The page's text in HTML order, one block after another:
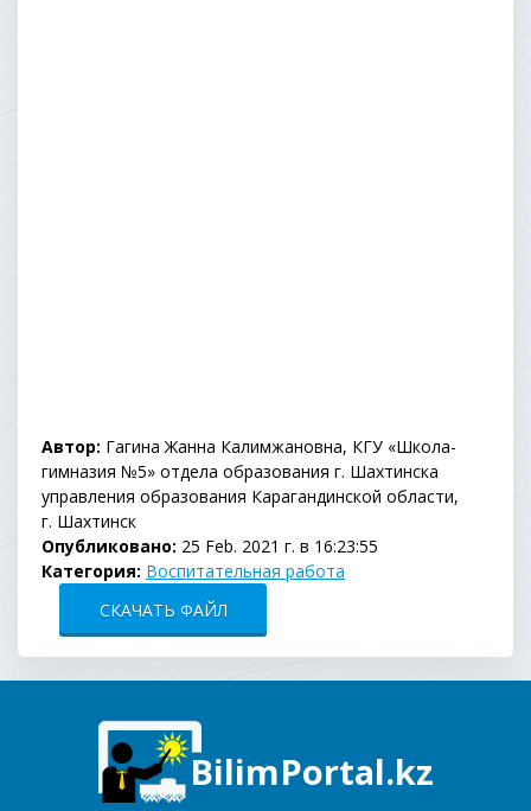
Автор: Гагина Жанна Калимжановна, КГУ «Школа-
гимназия №5» отдела образования г. Шахтинска
управления образования Карагандинской области,
г. Шахтинск
Опубликовано: 25 Feb. 2021 г. в 16:23:55
Категория: Воспитательная работа
СКАЧАТЬ ФАЙЛ
BilimPortal.kz